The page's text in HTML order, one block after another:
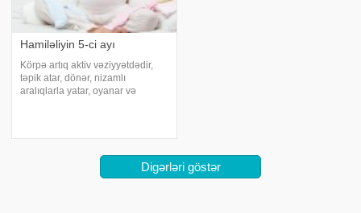
Hamiləliyin 5-ci ayı
Körpə artıq aktiv vəziyyətdədir,
təpik atar, dönər, nizamlı
aralıqlarla yatar, oyanar və
yetişmişdir.Ürək atışlar
Digərləri göstər